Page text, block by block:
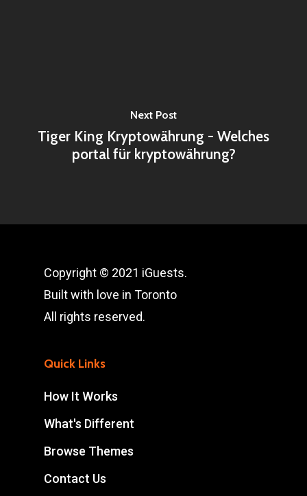
Next Post
Tiger King Kryptowährung - Welches
portal für kryptowährung?
Copyright © 2021 iGuests.
Built with love in Toronto
All rights reserved.
Quick Links
How It Works
What's Different
Browse Themes
Contact Us